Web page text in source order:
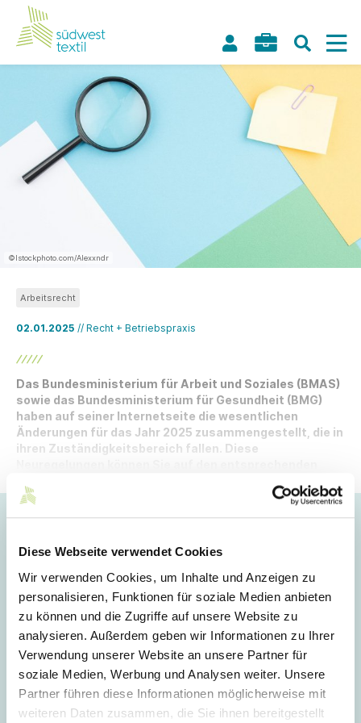
Diese Webseite verwendet Cookies
Wir verwenden Cookies, um Inhalte und Anzeigen zu
personalisieren, Funktionen für soziale Medien anbieten
zu können und die Zugriffe auf unsere Website zu
analysieren. Außerdem geben wir Informationen zu Ihrer
Verwendung unserer Website an unsere Partner für
soziale Medien, Werbung und Analysen weiter. Unsere
Partner führen diese Informationen möglicherweise mit
weiteren Daten zusammen, die Sie ihnen bereitgestellt
©Istockphoto.com/Alexxndr
02.01.2025 // Recht + Betriebspraxis
Arbeitsrecht
Das Bundesministerium für Arbeit und Soziales (BMAS)
sowie das Bundesministerium für Gesundheit (BMG)
haben auf seiner Internetseite die wesentlichen
Änderungen für das Jahr 2025 zusammengestellt, die in
ihren Zuständigkeitsbereich fallen. Diese
Hoppla!
Dieser Artikel ist nur für Mitglieder sichtbar.
Login
E-Mail